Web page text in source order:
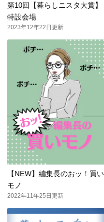
第10回【暮らしニスタ大賞】
特設会場
2023年12年22日更新
【NEW】編集長のおッ！買い
モノ
2022年11年25日更新